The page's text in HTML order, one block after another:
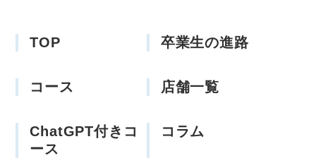
TOP 卒業生の進路
コース 店舗一覧
ChatGPT付きコ
ース
コラム